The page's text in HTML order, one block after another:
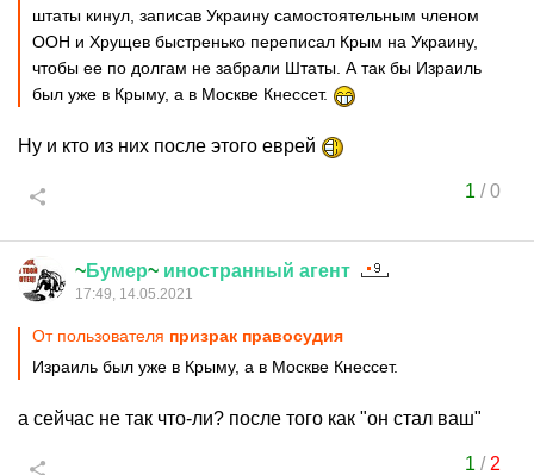
штаты кинул, записав Украину самостоятельным членом
ООН и Хрущев быстренько переписал Крым на Украину,
чтобы ее по долгам не забрали Штаты. А так бы Израиль
был уже в Крыму, а в Москве Кнессет.
Ну и кто из них после этого еврей
1 /0
~Бумер~ иностранный агент
17:49, 14.05.2021
От пользователя призрак правосудия
Израиль был уже в Крыму, а в Москве Кнессет.
а сейчас не так что-ли? после того как "он стал ваш"
1 / 2